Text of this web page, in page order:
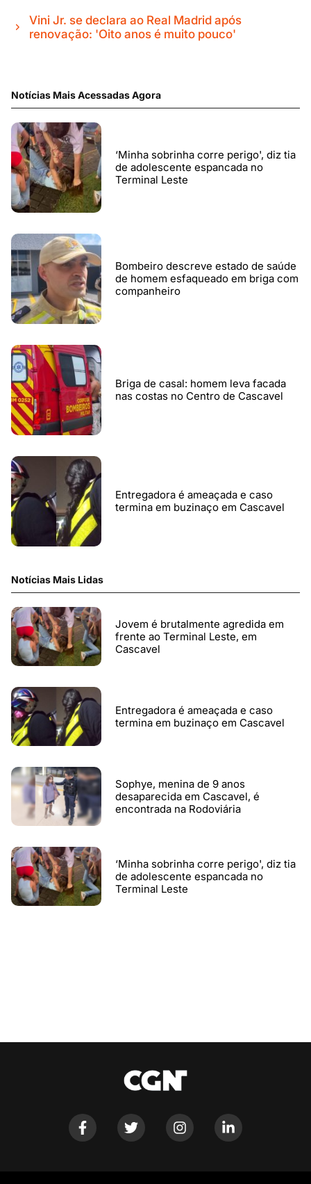
Vini Jr. se declara ao Real Madrid após
renovação: 'Oito anos é muito pouco'
Notícias Mais Acessadas Agora
‘Minha sobrinha corre perigo', diz tia
de adolescente espancada no
Terminal Leste
Bombeiro descreve estado de saúde
de homem esfaqueado em briga com
companheiro
Briga de casal: homem leva facada
nas costas no Centro de Cascavel
Entregadora é ameaçada e caso
termina em buzinaço em Cascavel
Notícias Mais Lidas
Jovem é brutalmente agredida em
frente ao Terminal Leste, em
Cascavel
Entregadora é ameaçada e caso
termina em buzinaço em Cascavel
Sophye, menina de 9 anos
desaparecida em Cascavel, é
encontrada na Rodoviária
‘Minha sobrinha corre perigo', diz tia
de adolescente espancada no
Terminal Leste